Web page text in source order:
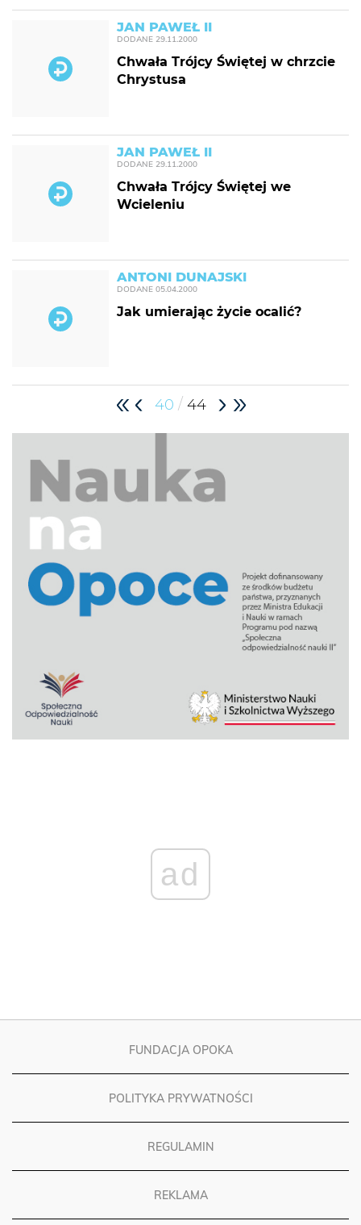
JAN PAWEŁ II
DODANE 29.11.2000
Chwała Trójcy Świętej w chrzcie
Chrystusa
JAN PAWEŁ II
DODANE 29.11.2000
Chwała Trójcy Świętej we
Wcieleniu
ANTONI DUNAJSKI
DODANE 05.04.2000
Jak umierając życie ocalić?
40 / 44
ad
FUNDACJA OPOKA
POLITYKA PRYWATNOŚCI
REGULAMIN
REKLAMA